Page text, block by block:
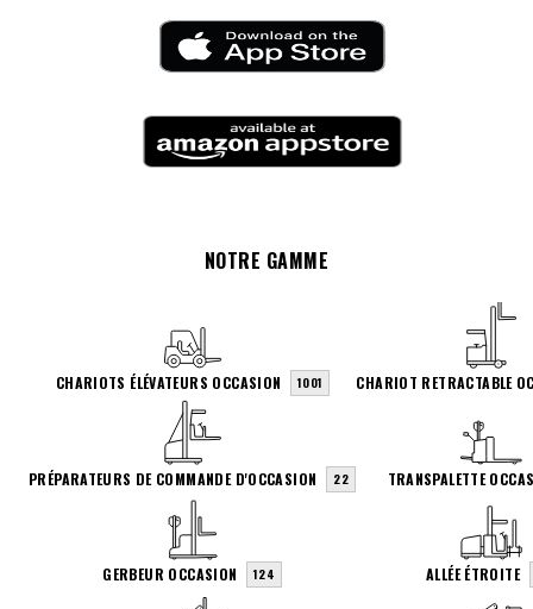
NOTRE GAMME
CHARIOTS ÉLÉVATEURS OCCASION 1001 CHARIOT RETRACTABLE
PRÉPARATEURS DE COMMANDE D'OCCASION 22 TRANSPALETTE
GERBEUR OCCASION 124 ALLÉE ÉTROITE